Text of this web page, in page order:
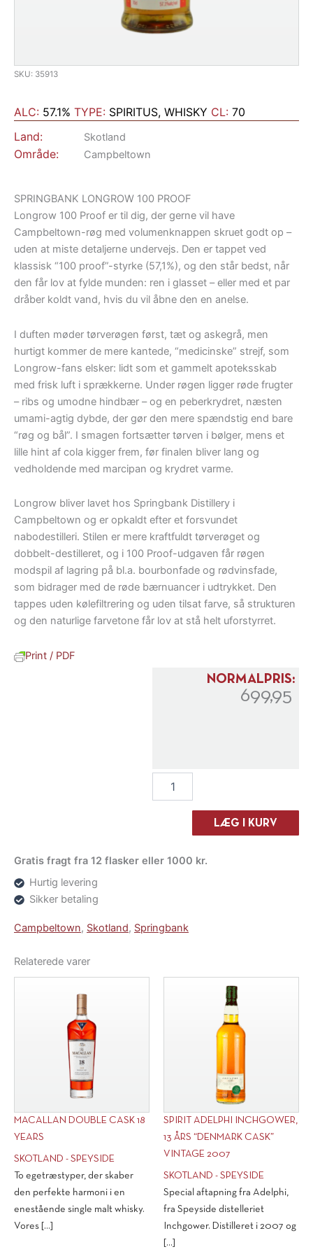
SKU: 35913
ALC: 57.1% TYPE: SPIRITUS, WHISKY CL: 70
Land:
Skotland
Område: Campbeltown
SPRINGBANK LONGROW 100 PROOF
Longrow 100 Proof er til dig, der gerne vil have
Campbeltown-røg med volumenknappen skruet godt op –
uden at miste detaljerne undervejs. Den er tappet ved
klassisk “100 proof”-styrke (57,1%), og den står bedst, når
den får lov at fylde munden: ren i glasset – eller med et par
dråber koldt vand, hvis du vil åbne den en anelse.
I duften møder tørverøgen først, tæt og askegrå, men
hurtigt kommer de mere kantede, “medicinske” strejf, som
Longrow-fans elsker: lidt som et gammelt apoteksskab
med frisk luft i sprækkerne. Under røgen ligger røde frugter
– ribs og umodne hindbær – og en peberkrydret, næsten
umami-agtig dybde, der gør den mere spændstig end bare
“røg og bål”. I smagen fortsætter tørven i bølger, mens et
lille hint af cola kigger frem, før finalen bliver lang og
vedholdende med marcipan og krydret varme.
Longrow bliver lavet hos Springbank Distillery i
Campbeltown og er opkaldt efter et forsvundet
nabodestilleri. Stilen er mere kraftfuldt tørverøget og
dobbelt-destilleret, og i 100 Proof-udgaven får røgen
modspil af lagring på bl.a. bourbonfade og rødvinsfade,
som bidrager med de røde bærnuancer i udtrykket. Den
tappes uden kølefiltrering og uden tilsat farve, så strukturen
og den naturlige farvetone får lov at stå helt uforstyrret.
Print / PDF
NORMALPRIS:
699,95
Longrow
LÆG I KURV
Gratis fragt fra 12 flasker eller 1000 kr.
Hurtig levering
Sikker betaling
Campbeltown, Skotland, Springbank
Relaterede varer
MACALLAN DOUBLE CASK 18
YEARS
SKOTLAND - SPEYSIDE
To egetræstyper, der skaber
den perfekte harmoni i en
enestående single malt whisky.
Vores [...]
SPIRIT ADELPHI INCHGOWER,
13 ÅRS “DENMARK CASK”
VINTAGE 2007
SKOTLAND - SPEYSIDE
Special aftapning fra Adelphi,
fra Speyside distelleriet
Inchgower. Distilleret i 2007 og
[...]